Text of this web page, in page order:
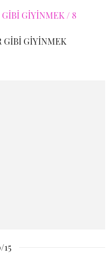
GİBİ GİYİNMEK
15